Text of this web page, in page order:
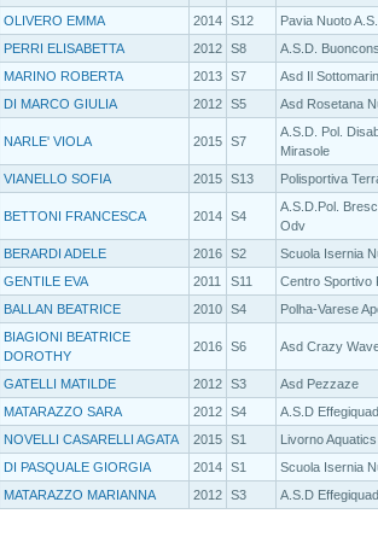
OLIVERO EMMA
2014 S12
Pavia Nuoto
PERRI ELISABETTA
2012 S8
A.S.D.
MARINO ROBERTA
2013 S7
Asd Il
DI MARCO GIULIA
2012 S5 Asd Rosetana
NARLE' VIOLA 2015 S7
A.S.D. Pol.
Mirasole
VIANELLO SOFIA
2015 S13 Polisportiva
BETTONI FRANCESCA 2014 S4
A.S.D.Pol.
Odv
BERARDI ADELE
2016 S2
Scuola Isernia
GENTILE EVA
2011 S11
Centro Sportivo
BALLAN BEATRICE
2010 S4
Polha-Varese
BIAGIONI BEATRICE
DOROTHY
2016 S6 Asd Crazy
GATELLI MATILDE 2012 S3
Asd Pezzaze
MATARAZZO SARA
2012 S4
A.S.D
NOVELLI CASARELLI AGATA
2015 S1
Livorno
DI PASQUALE GIORGIA
2014 S1
Scuola Isernia
MATARAZZO MARIANNA
2012 S3 A.S.D